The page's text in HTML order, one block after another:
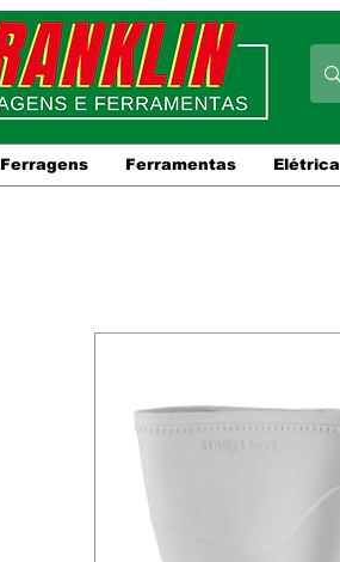
Ferragens Ferramentas Elétrica